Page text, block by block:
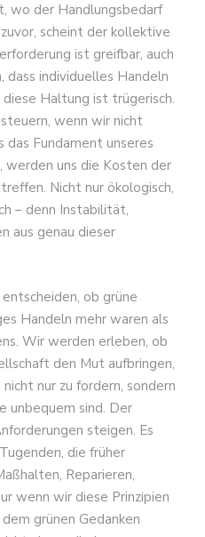
wo der Handlungsbedarf
scheint der kollektive
ist greifbar, auch
dass individuelles Handeln
Haltung ist trügerisch.
wenn wir nicht
das Fundament unseres
uns die Kosten der
Nicht nur ökologisch,
– denn Instabilität,
aus genau dieser
ob grüne
Handeln mehr waren als
Wir werden erleben, ob
den Mut aufbringen,
nur zu fordern, sondern
unbequem sind. Der
steigen. Es
die früher
Reparieren,
wenn wir diese Prinzipien
grünen Gedanken